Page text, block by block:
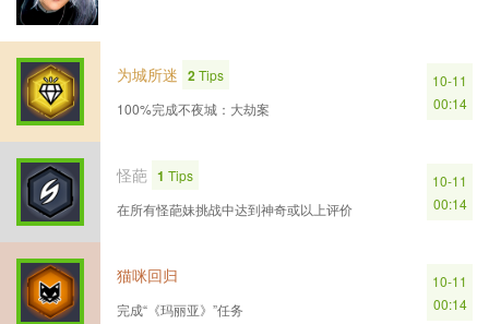
为城所迷 2Tips
100%完成不夜城：大劫案
10-11
00:14
怪葩 1 Tips
在所有怪葩妹挑战中达到神奇或以上评价
10-11
00:14
猫咪回归
完成“《玛丽亚》”任务
10-11
00:14